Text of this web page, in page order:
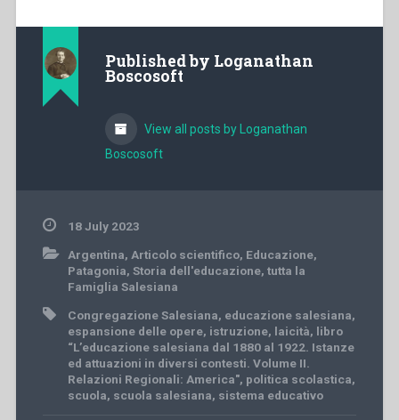
Published by Loganathan
Boscosoft
View all posts by Loganathan
Boscosoft
18 July 2023
Argentina, Articolo scientifico, Educazione,
Patagonia, Storia dell'educazione, tutta la
Famiglia Salesiana
Congregazione Salesiana, educazione salesiana,
espansione delle opere, istruzione, laicità, libro
“L’educazione salesiana dal 1880 al 1922. Istanze
ed attuazioni in diversi contesti. Volume II.
Relazioni Regionali: America", politica scolastica,
scuola, scuola salesiana, sistema educativo